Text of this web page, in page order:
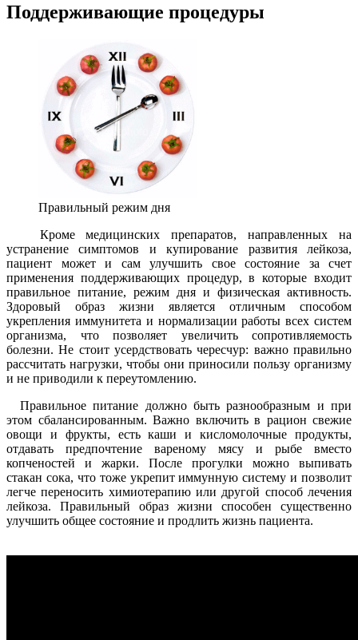
Поддерживающие процедуры
Правильный режим дня
Кроме медицинских препаратов, направленных на
устранение симптомов и купирование развития лейкоза,
пациент может и сам улучшить свое состояние за счет
применения поддерживающих процедур, в которые входит
правильное питание, режим дня и физическая активность.
Здоровый образ жизни является отличным способом
укрепления иммунитета и нормализации работы всех систем
организма, что позволяет увеличить сопротивляемость
болезни. Не стоит усердствовать чересчур: важно правильно
рассчитать нагрузки, чтобы они приносили пользу организму
и не приводили к переутомлению.
Правильное питание должно быть разнообразным и при
этом сбалансированным. Важно включить в рацион свежие
овощи и фрукты, есть каши и кисломолочные продукты,
отдавать предпочтение вареному мясу и рыбе вместо
копченостей и жарки. После прогулки можно выпивать
стакан сока, что тоже укрепит иммунную систему и позволит
легче переносить химиотерапию или другой способ лечения
лейкоза. Правильный образ жизни способен существенно
улучшить общее состояние и продлить жизнь пациента.